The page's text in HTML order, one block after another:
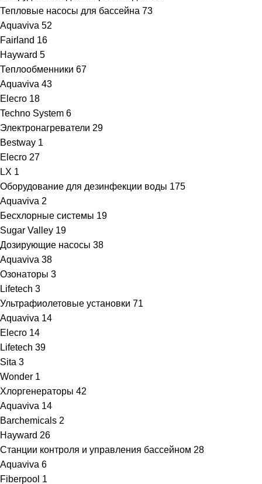
Тепловые насосы для бассейна 73
Aquaviva 52
Fairland 16
Hayward 5
Теплообменники 67
Aquaviva 43
Elecro 18
Techno System 6
Электронагреватели 29
Bestway 1
Elecro 27
LX 1
Оборудование для дезинфекции воды 175
Aquaviva 2
Бесхлорные системы 19
Sugar Valley 19
Дозирующие насосы 38
Aquaviva 38
Озонаторы 3
Lifetech 3
Ультрафиолетовые установки 71
Aquaviva 14
Elecro 14
Lifetech 39
Sita 3
Wonder 1
Хлоргенераторы 42
Aquaviva 14
Barchemicals 2
Hayward 26
Станции контроля и управления бассейном 28
Aquaviva 6
Fiberpool 1